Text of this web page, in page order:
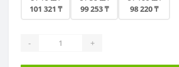
101 321 ₸
99 253 ₸
98 220 ₸
- +